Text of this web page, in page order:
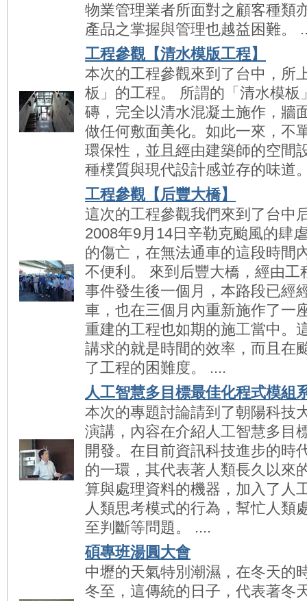
物業管理業者所面對之顧客種類
產品之掌握與管理也越益困難。
工程參觀【清水模版工程】
本次的工程參觀來到了台中，所
板」的工程。 所謂的「清水模板
磚，完全以清水混凝土施作，牆
做任何敷面美化。如此一來，不
環保性，並且經由建築師的空間
種樸質與現代設計感並存的味道
工程參觀【后豐大橋】
這次的工程參觀我們來到了台中
2008年9月14日辛勒克颱風的肆
的傷亡，在無法通車的這段時間
不便利。 來到后豐大橋，經由
事件發生後一個月，本路段已經
車，也在三個月內重新施作了一
重建的工程也如期的施工當中。
講求的就是時間的效率，而且在
了工程的困難度。 ....
人工智慧多目標最佳化程式模組
本次的專題討論請到了朝陽科技
演講，內容在介紹人工智慧多目
開發。在目前資訊科技進步的時
的一環，其代表著人類長久以來
算與處理資料的機器，加入了人
人類思考模式的行為，幫忙人類
至判斷等問題。 ....
碩專班湯圓大會
中壢的天氣特別潮濕，在冬天的
冬至，這傳統的日子，代表著冬